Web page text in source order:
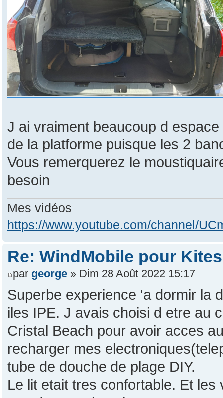
J ai vraiment beaucoup d
de la platforme puisque les 2
Vous remerquerez le
besoin
Mes vidéos
https://www.youtube.com/channel/
Re: WindMobile pour
par george » Dim 28 Août 2022 15:17
Superbe experience 'a dormir la
iles IPE. J avais choisi d etre au
Cristal Beach pour avoir acces
recharger mes
tube de douche de plage DIY.
Le lit etait tres confortable. Et